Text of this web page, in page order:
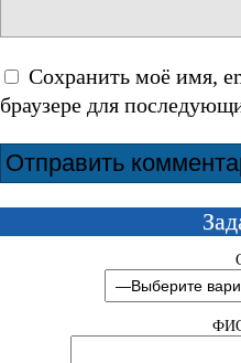
Сохранить моё имя,
браузере для
ФИО